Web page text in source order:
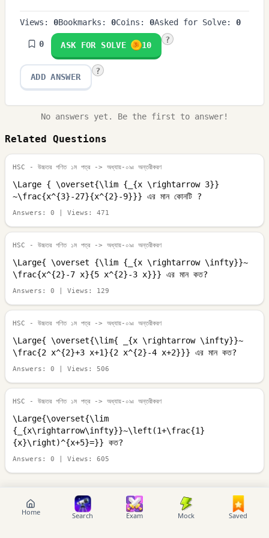
Views: 0Bookmarks: 0Coins: 0Asked for Solve: 0
0 ASK FOR SOLVE 10
?
ADD ANSWER
?
No answers yet. Be the first to answer!
Related Questions
HSC - উচ্চতর গণিত ১ম পত্র -> অধ্যায়-০৯ঃ অন্তরীকরণ
\Large { \overset{\lim {_{x \rightarrow 3}}
~\frac{x^{3}-27}{x^{2}-9}}} এর মান কোনটি ?
Answers: 0 | Views: 471
HSC - উচ্চতর গণিত ১ম পত্র -> অধ্যায়-০৯ঃ অন্তরীকরণ
\Large{ \overset {\lim {_{x \rightarrow \infty}}~
\frac{x^{2}-7 x}{5 x^{2}-3 x}}} এর মান কত?
Answers: 0 | Views: 129
HSC - উচ্চতর গণিত ১ম পত্র -> অধ্যায়-০৯ঃ অন্তরীকরণ
\Large{ \overset{\lim{ _{x \rightarrow \infty}}~
\frac{2 x^{2}+3 x+1}{2 x^{2}-4 x+2}}} এর মান কত?
Answers: 0 | Views: 506
HSC - উচ্চতর গণিত ১ম পত্র -> অধ্যায়-০৯ঃ অন্তরীকরণ
\Large{\overset{\lim
{_{x\rightarrow\infty}}~\left(1+\frac{1}
{x}\right)^{x+5}=}} কত?
Answers: 0 | Views: 605
Home Search Exam Mock Saved